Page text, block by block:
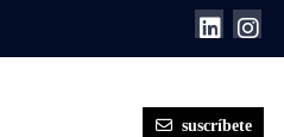
suscríbete